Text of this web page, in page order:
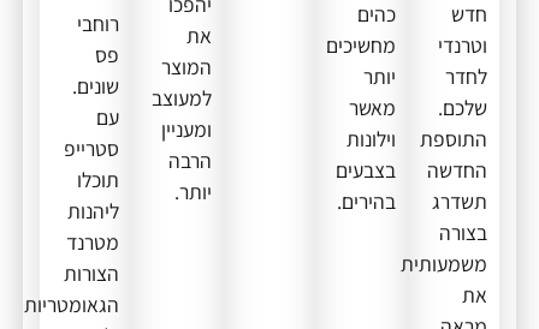
חדש
וטרנדי
לחדר
שלכם.
התוספת
החדשה
תשדרג
בצורה
משמעותית
את
כהים
מחשיכים
יותר
מאשר
וילונות
בצבעים
בהירים.
את
המוצר
למעוצב
ומעניין
הרבה
יותר.
רוחבי
פס
שונים.
עם
סטרייפ
תוכלו
ליהנות
מטרנד
הצורות
הגאומטריות